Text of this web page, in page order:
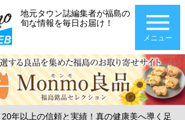
地元タウン誌編集者が福島の
旬な情報を毎日お届け！
メニュー
20年以上の信頼と実績！真の健康美へ導く足